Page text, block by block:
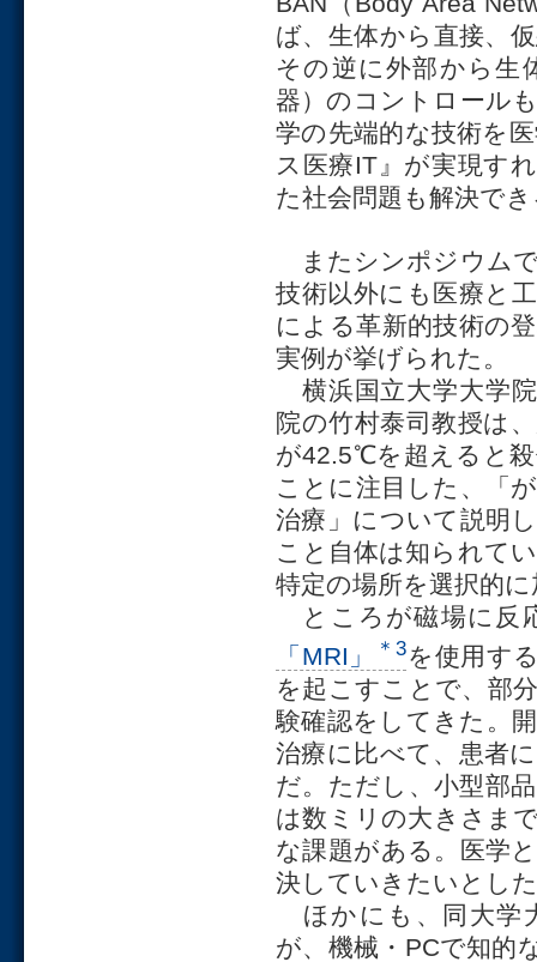
ば、生体から直接、
その逆に外部から生
器）のコントロール
学の先端的な技術を
ス医療IT』が実現す
た社会問題も解決で
またシンポジウム
技術以外にも医療と
による革新的技術の
実例が挙げられた。
横浜国立大学大学
院の竹村泰司教授は
が42.5℃を超えると
ことに注目した、「
治療」について説明
こと自体は知られて
特定の場所を選択的
ところが磁場に反
「MRI」
＊3を使用す
を起こすことで、部
験確認をしてきた。
治療に比べて、患者
だ。ただし、小型部
は数ミリの大きさま
な課題がある。医学
決していきたいとし
ほかにも、同大学
が、機械・PCで知的